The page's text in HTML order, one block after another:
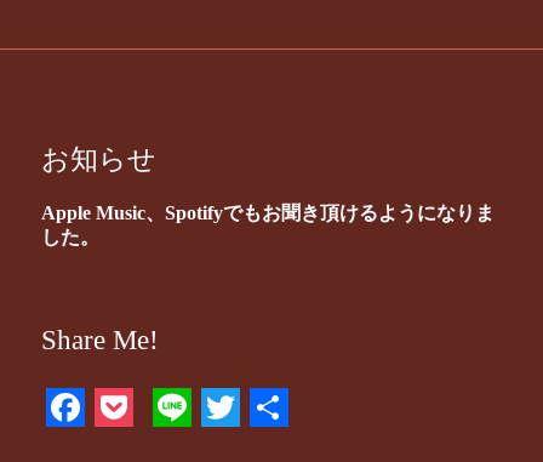
お知らせ
Apple Music、Spotifyでもお聞き頂けるようになりま
した。
Share Me!
Facebook
PocketLineTwitter